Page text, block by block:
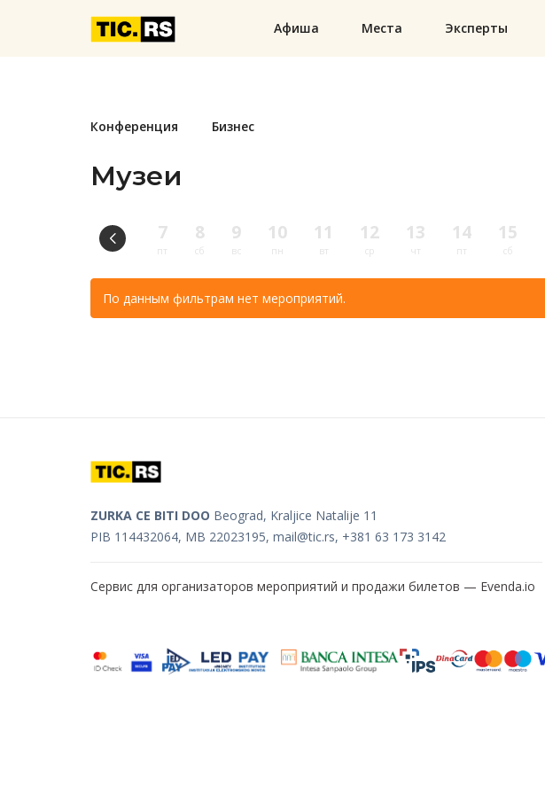
Афиша Места Эксперты
Конференция Бизнес
Музеи
7
пт
8
сб
9
вс
10
пн
11
вт
12
ср
13
чт
14
пт
15
сб
По данным фильтрам нет мероприятий.
ZURKA CE BITI DOO Beograd, Kraljice Natalije 11
PIB 114432064, MB 22023195, mail@tic.rs, +381 63 173 3142
Сервис для организаторов мероприятий и продажи билетов — Evenda.io